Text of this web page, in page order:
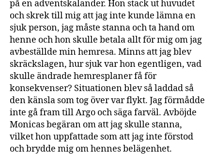
på en adventskalander. Hon stack ut huvudet
och skrek till mig att jag inte kunde lämna en
sjuk person, jag måste stanna och ta hand om
henne och hon skulle betala allt för mig om jag
avbeställde min hemresa. Minns att jag blev
skräckslagen, hur sjuk var hon egentligen, vad
skulle ändrade hemresplaner få för
konsekvenser? Situationen blev så laddad så
den känsla som tog över var flykt. Jag förmådde
inte gå fram till Argo och säga farväl. Avböjde
Monicas begäran om att jag skulle stanna,
vilket hon uppfattade som att jag inte förstod
och brydde mig om hennes belägenhet.